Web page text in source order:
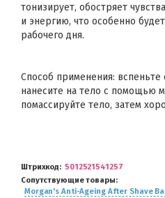
тонизирует, обостряет
и энергию, что особенно
рабочего дня.
Способ применения: вспеньте
нанесите на тело с помощью
помассируйте тело, затем
Штрихкод
5012521541257
Сопутствующие товары
Morgan's Anti-Ageing After Shave